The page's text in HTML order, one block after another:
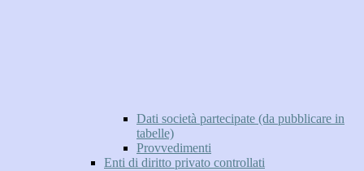
Dati società partecipate (da pubblicare in
tabelle)
Provvedimenti
Enti di diritto privato controllati